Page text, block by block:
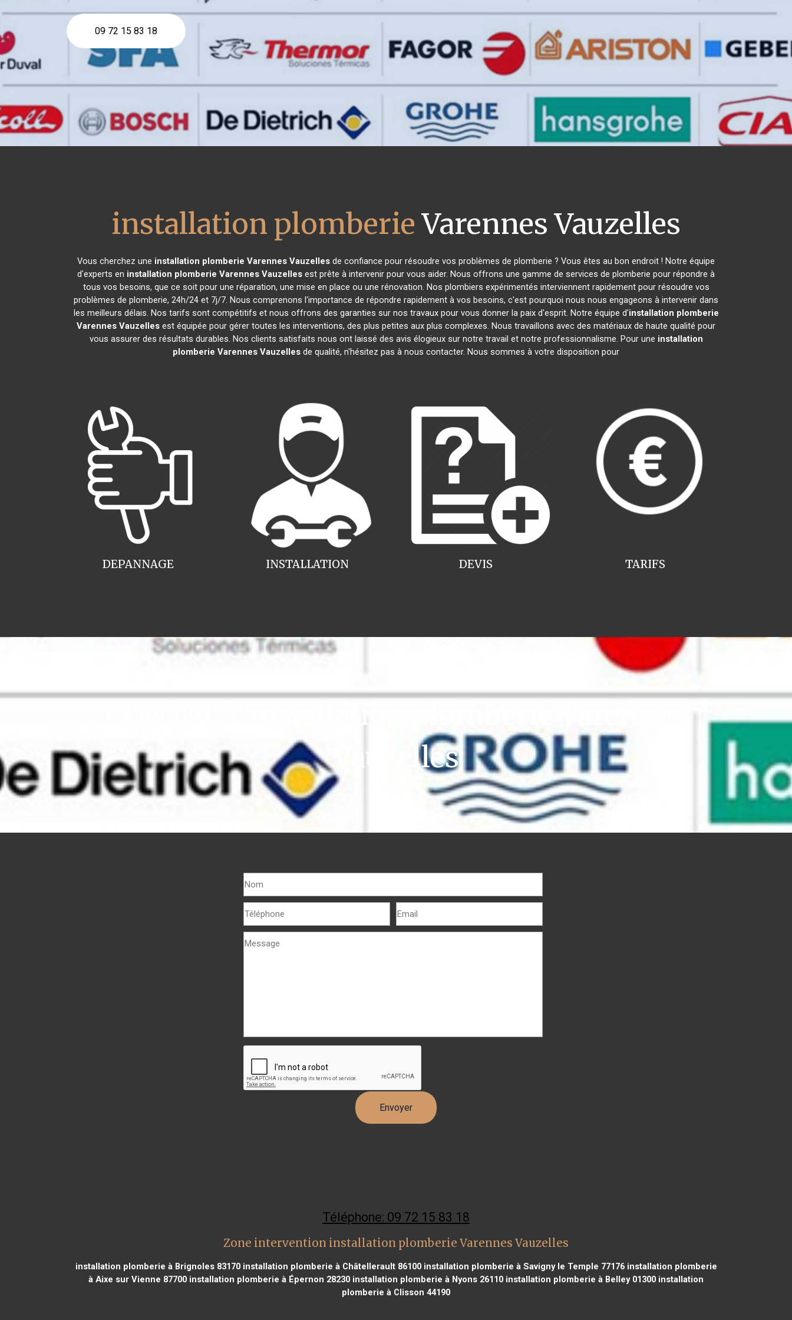
09 72 15 83 18
installation plomberie Varennes Vauzelles
Vous cherchez une installation plomberie Varennes Vauzelles de confiance pour résoudre vos problèmes de plomberie ? Vous êtes au bon endroit ! Notre équipe
d'experts en installation plomberie Varennes Vauzelles est prête à intervenir pour vous aider. Nous offrons une gamme de services de plomberie pour répondre à
tous vos besoins, que ce soit pour une réparation, une mise en place ou une rénovation. Nos plombiers expérimentés interviennent rapidement pour résoudre vos
problèmes de plomberie, 24h/24 et 7j/7. Nous comprenons l'importance de répondre rapidement à vos besoins, c'est pourquoi nous nous engageons à intervenir dans
les meilleurs délais. Nos tarifs sont compétitifs et nous offrons des garanties sur nos travaux pour vous donner la paix d'esprit. Notre équipe d'installation plomberie
Varennes Vauzelles est équipée pour gérer toutes les interventions, des plus petites aux plus complexes. Nous travaillons avec des matériaux de haute qualité pour
vous assurer des résultats durables. Nos clients satisfaits nous ont laissé des avis élogieux sur notre travail et notre professionnalisme. Pour une installation
plomberie Varennes Vauzelles de qualité, n'hésitez pas à nous contacter. Nous sommes à votre disposition pour
INSTALLATION
DEPANNAGE TARIFS
DEVIS
Vauzelles
Téléphone: 09 72 15 83 18
Zone intervention installation plomberie Varennes Vauzelles
installation plomberie à Brignoles 83170installation plomberie à Châtellerault 86100installation plomberie à Savigny le Temple 77176installation plomberie
à Aixe sur Vienne 87700 installation plomberie à Épernon 28230 installation plomberie à Nyons 26110 installation plomberie à Belley 01300 installation
plomberie à Clisson 44190